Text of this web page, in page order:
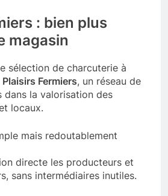
: bien plus
magasin
sélection de charcuterie à
Plaisirs Fermiers, un réseau de
dans la valorisation des
locaux.
mais redoutablement
directe les producteurs et
sans intermédiaires inutiles.